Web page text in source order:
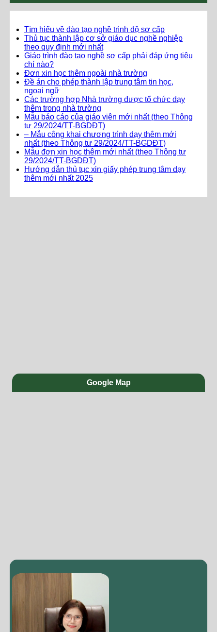
Tìm hiểu về đào tạo nghề trình độ sơ cấp
Thủ tục thành lập cơ sở giáo dục nghề nghiệp
theo quy định mới nhất
Giáo trình đào tạo nghề sơ cấp phải đáp ứng tiêu
chí nào?
Đơn xin học thêm ngoài nhà trường
Đề án cho phép thành lập trung tâm tin học,
ngoại ngữ
Các trường hợp Nhà trường được tổ chức dạy
thêm trong nhà trường
Mẫu báo cáo của giáo viên mới nhất (theo Thông
tư 29/2024/TT-BGDĐT)
– Mẫu công khai chương trình dạy thêm mới
nhất (theo Thông tư 29/2024/TT-BGDĐT)
Mẫu đơn xin học thêm mới nhất (theo Thông tư
29/2024/TT-BGDĐT)
Hướng dẫn thủ tục xin giấy phép trung tâm dạy
thêm mới nhất 2025
Google Map